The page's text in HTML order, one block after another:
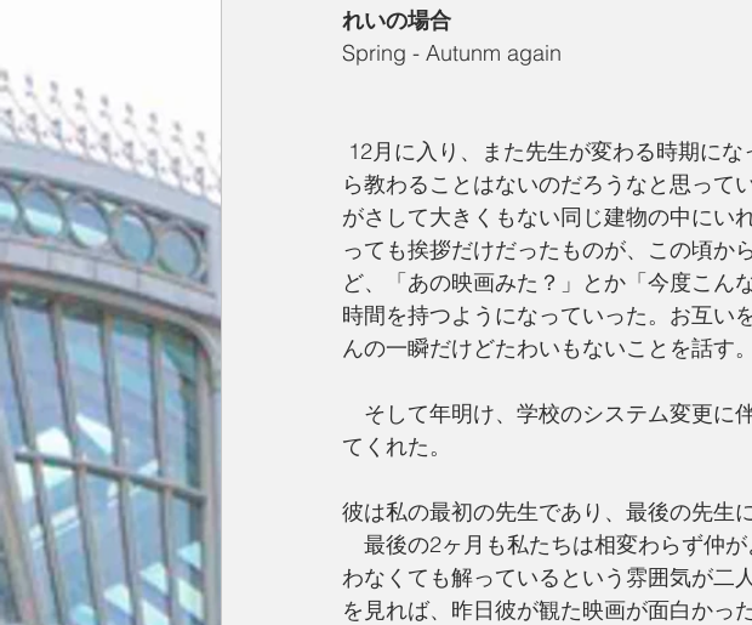
れいの場合
Spring - Autunm again
ら教わることはないのだろうなと思って
がさして大きくもない同じ建物の中にい
っても挨拶だけだったものが、この頃か
ど、「あの映画みた？」とか「今度こん
時間を持つようになっていった。お互い
んの一瞬だけどたわいもないことを話す
そして年明け、学校のシステム変更に
てくれた。
彼は私の最初の先生であり、最後の先生
最後の2ヶ月も私たちは相変わらず仲
わなくても解っているという雰囲気が二
を見れば、昨日彼が観た映画が面白かっ